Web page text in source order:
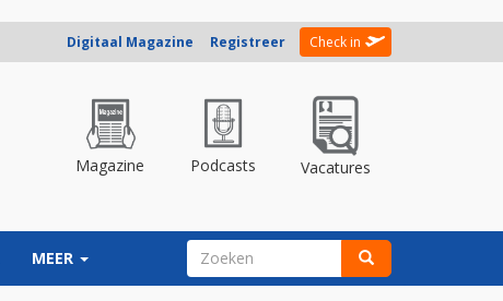
Digitaal Magazine Registreer Check in
Magazine Podcasts Vacatures
MEER ZOEKVELD